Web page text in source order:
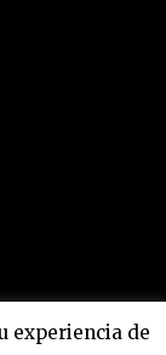
experiencia de